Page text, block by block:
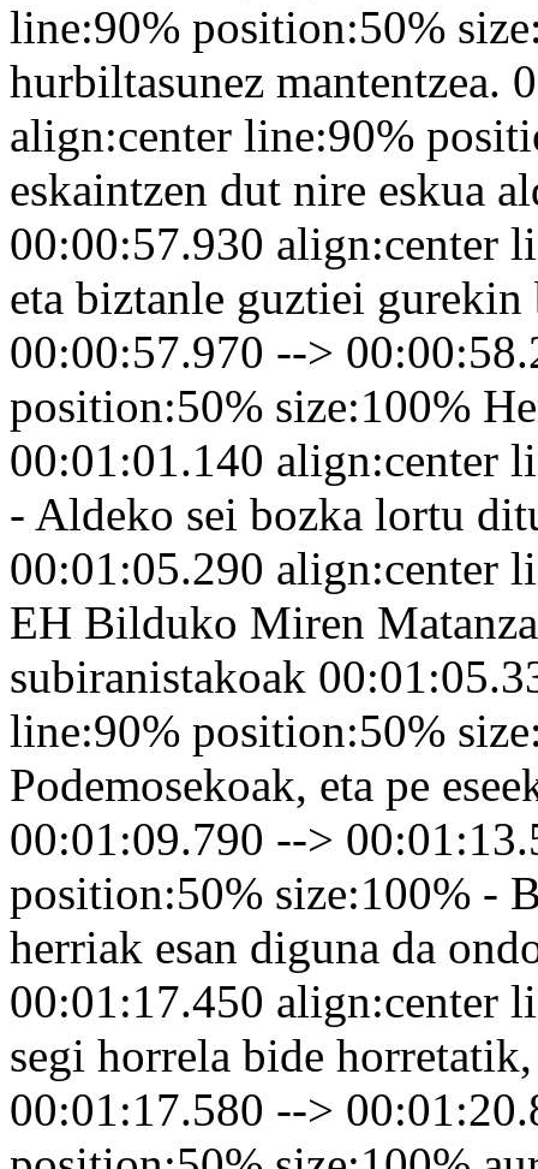
line:90% position:50%
hurbiltasunez mantentzea.
align:center line:90%
eskaintzen dut nire eskua
00:00:57.930 align:center
eta biztanle guztiei gurekin
00:00:57.970 -->
position:50% size:100%
00:01:01.140 align:center
- Aldeko sei bozka lortu
00:01:05.290 align:center
EH Bilduko Miren
subiranistakoak
line:90% position:50%
Podemosekoak, eta pe
00:01:09.790 -->
position:50% size:100% -
herriak esan diguna da
00:01:17.450 align:center
segi horrela bide
00:01:17.580 -->